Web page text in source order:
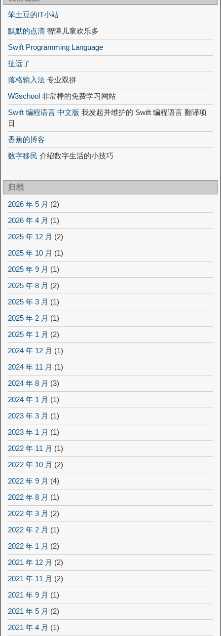
笨土豆的IT小站
默默的点滴 智障儿童欢乐多
Swift Programming Language
扯远了
落格输入法 专业双拼
W3school 非常棒的免费学习网站
Swift 编程语言 中文版 我发起并维护的 Swift 编程语言 翻译项
目
香蕉的博客
数字移民 介绍数字生活的小技巧
归档
2026 年 5 月 (2)
2026 年 4 月 (1)
2025 年 12 月 (2)
2025 年 10 月 (1)
2025 年 9 月 (1)
2025 年 8 月 (2)
2025 年 3 月 (1)
2025 年 2 月 (1)
2025 年 1 月 (2)
2024 年 12 月 (1)
2024 年 11 月 (1)
2024 年 8 月 (3)
2024 年 1 月 (1)
2023 年 3 月 (1)
2023 年 1 月 (1)
2022 年 11 月 (1)
2022 年 10 月 (2)
2022 年 9 月 (4)
2022 年 8 月 (1)
2022 年 3 月 (2)
2022 年 2 月 (1)
2022 年 1 月 (2)
2021 年 12 月 (2)
2021 年 11 月 (2)
2021 年 9 月 (1)
2021 年 5 月 (2)
2021 年 4 月 (1)